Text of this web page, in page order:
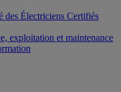
des Électriciens Certifiés
exploitation et maintenance